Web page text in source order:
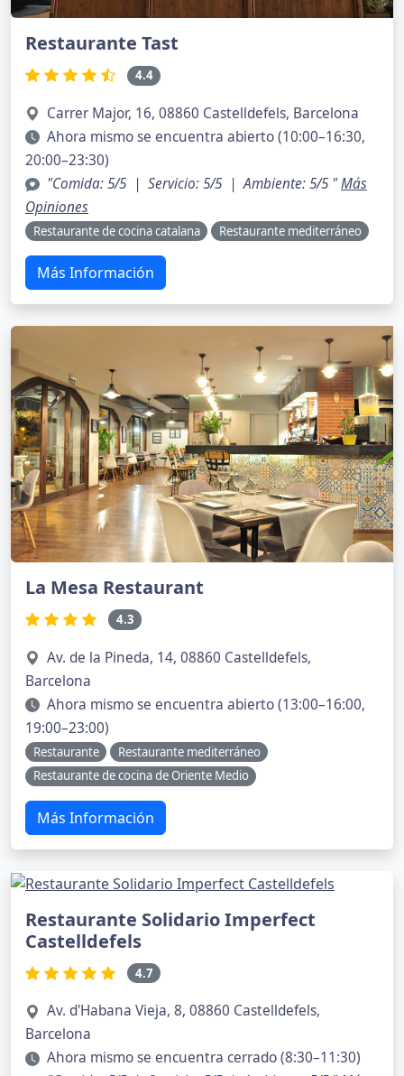
Restaurante Tast
4.4
Carrer Major, 16, 08860 Castelldefels, Barcelona
Ahora mismo se encuentra abierto (10:00–16:30,
20:00–23:30)
"Comida: 5/5 | Servicio: 5/5 | Ambiente: 5/5 "Más
Opiniones
Restaurante de cocina catalana Restaurante mediterráneo
Más Información
La Mesa Restaurant
4.3
Av. de la Pineda, 14, 08860 Castelldefels,
Barcelona
Ahora mismo se encuentra abierto (13:00–16:00,
19:00–23:00)
Restaurante
Restaurante mediterráneo
Restaurante de cocina de Oriente Medio
Más Información
Restaurante Solidario Imperfect
Castelldefels
4.7
Av. d'Habana Vieja, 8, 08860 Castelldefels,
Barcelona
Ahora mismo se encuentra cerrado (8:30–11:30)